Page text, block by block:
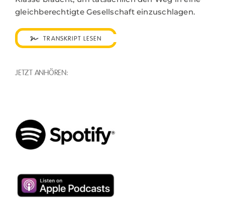
gleichberechtigte Gesellschaft einzuschlagen.
TRANSKRIPT LESEN
JETZT ANHÖREN: